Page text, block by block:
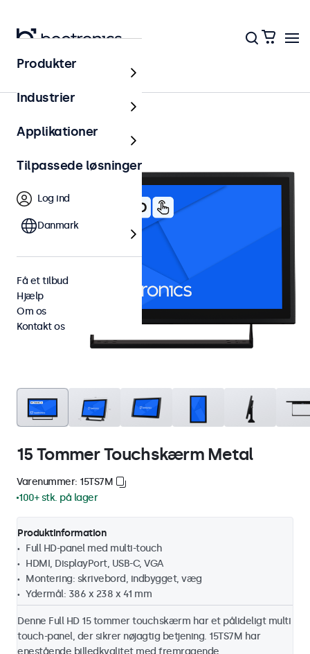
15 Tommer Touchskærm Metal
Varenummer: 15TS7M
100+ stk. på lager
Produktinformation
Full HD-panel med multi-touch
HDMI, DisplayPort, USB-C, VGA
Montering: skrivebord, indbygget, væg
Ydermål: 386 x 238 x 41 mm
Denne Full HD 15 tommer touchskærm har et pålideligt multi
touch-panel, der sikrer nøjagtig betjening. 15TS7M har
enestående billedkvalitet med fremragende
Produkter
Industrier
Applikationer
Tilpassede løsninger
Log ind
Danmark
Få et tilbud
Hjælp
Om os
Kontakt os